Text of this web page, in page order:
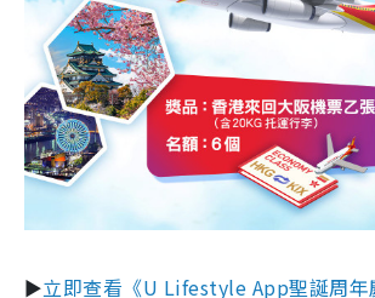
►立即查看《U Lifestyle App聖誕周年